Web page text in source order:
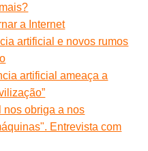
a Internet
artificial e novos rumos
artificial ameaça a
nos obriga a nos
Entrevista com